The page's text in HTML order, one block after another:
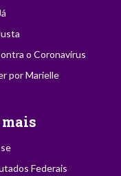
o Coronavírus
por Marielle
mais
Federais